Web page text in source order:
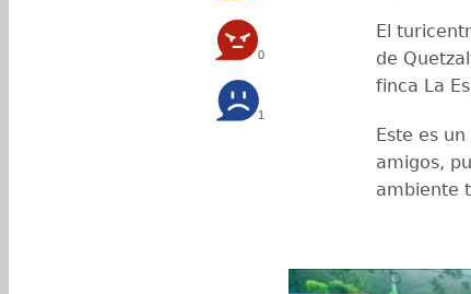
0
1
El
de
finca La
Este es
amigos,
ambiente